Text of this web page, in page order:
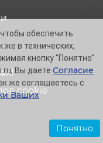
cookie
обеспечить
же в технических,
кнопку "Понятно"
Вы даете Согласие
же соглашаетесь с
Ваших
Понятно